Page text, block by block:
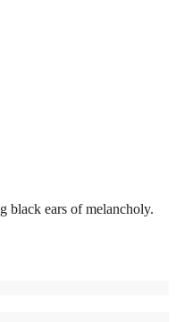
black ears of melancholy.